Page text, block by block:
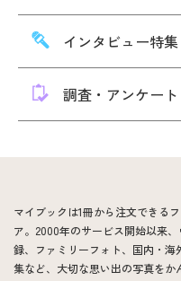
インタビュー特集
調査・アンケート
マイブックは1冊から注文できる
ア。2000年のサービス開始以来
録、ファミリーフォト、国内・
集など、大切な思い出の写真を